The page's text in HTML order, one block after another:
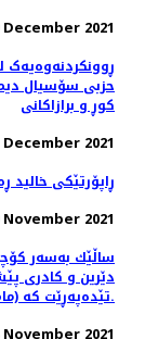
2021
حزبی سۆسیال
کوڕ و برازاکانی
2021
ڕاپۆرتێکی خالید
November 2021
ساڵێك به‌سه‌ر
دێرین و كادری
تێده‌په‌ڕێت كه‌ (مام واحید كاوانی)ه‌.